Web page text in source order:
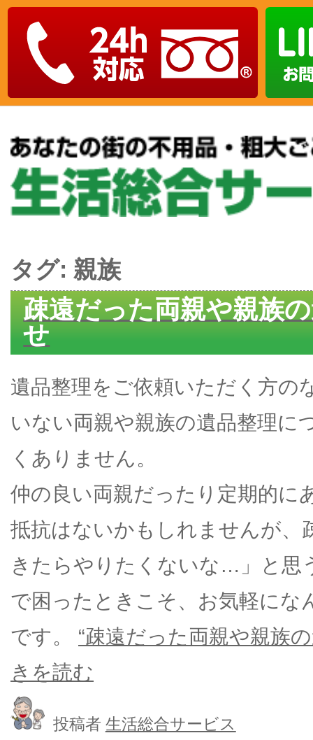
タグ: 親族
疎遠だった両親や親族
せ
遺品整理をご依頼いただく方の
いない両親や親族の遺品整理に
くありません。
仲の良い両親だったり定期的に
抵抗はないかもしれませんが、
きたらやりたくないな…」と思
で困ったときこそ、お気軽に
です。 “疎遠だった両親や親族
きを読む
投稿者 生活総合サービス